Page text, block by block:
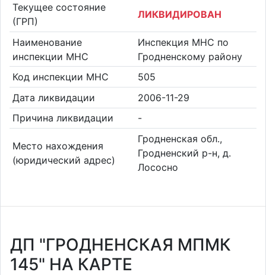
Текущее состояние
(ГРП)
ЛИКВИДИРОВАН
Наименование
инспекции МНС
Инспекция МНС по
Гродненскому району
Код инспекции МНС
505
Дата ликвидации
2006-11-29
Причина ликвидации
-
Место нахождения
(юридический адрес)
Гродненская обл.,
Гродненский р-н, д.
Лососно
ДП "ГРОДНЕНСКАЯ МПМК
145" НА КАРТЕ